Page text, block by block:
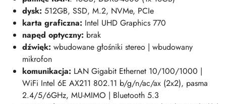
dysk: 512GB, SSD, M.2, NVMe, PCIe
karta graficzna: Intel UHD Graphics 770
napęd optyczny: brak
dźwięk: wbudowane głośniki stereo | wbudowany
mikrofon
komunikacja: LAN Gigabit Ethernet 10/100/1000 |
WiFi Intel 6E AX211 802.11 b/g/n/ac/ax (2x2), pasma
2.4/5/6GHz, MU-MIMO | Bluetooth 5.3